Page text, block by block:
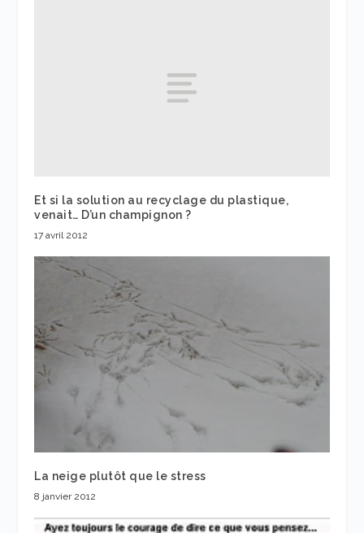
Et si la solution au recyclage du plastique,
venait… D’un champignon ?
17 avril 2012
La neige plutôt que le stress
8 janvier 2012